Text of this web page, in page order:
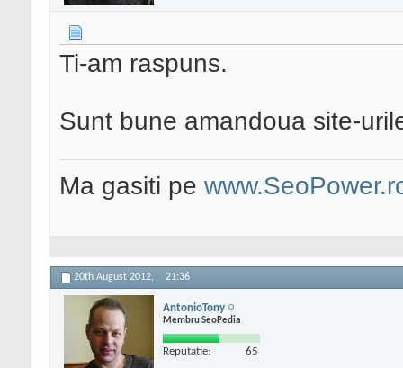
Ti-am raspuns.
Sunt bune amandoua site-
Ma gasiti pe
20th August 2012, 21:36
AntonioTony
Membru SeoPedia
Reputatie: 65